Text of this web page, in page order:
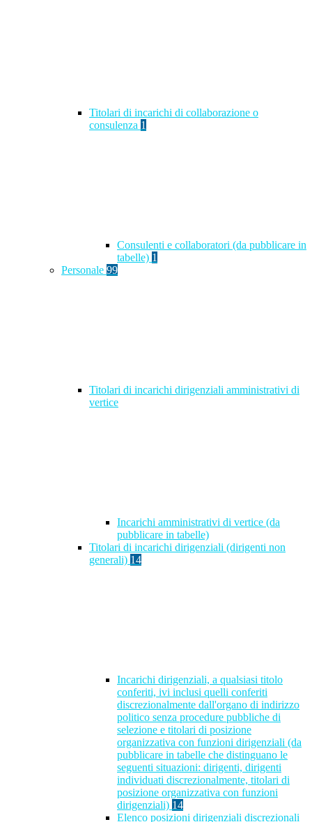
Titolari di incarichi di collaborazione o
consulenza 1
Consulenti e collaboratori (da pubblicare in
tabelle) 1
Personale 99
Titolari di incarichi dirigenziali amministrativi di
vertice
Incarichi amministrativi di vertice (da
pubblicare in tabelle)
Titolari di incarichi dirigenziali (dirigenti non
generali) 14
Incarichi dirigenziali, a qualsiasi titolo
conferiti, ivi inclusi quelli conferiti
discrezionalmente dall'organo di indirizzo
politico senza procedure pubbliche di
selezione e titolari di posizione
organizzativa con funzioni dirigenziali (da
pubblicare in tabelle che distinguano le
seguenti situazioni: dirigenti, dirigenti
individuati discrezionalmente, titolari di
posizione organizzativa con funzioni
dirigenziali) 14
Elenco posizioni dirigenziali discrezionali